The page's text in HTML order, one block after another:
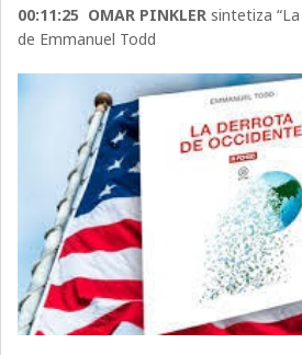
00:11:25 OMAR PINKLERsintetiza
de Emmanuel Todd